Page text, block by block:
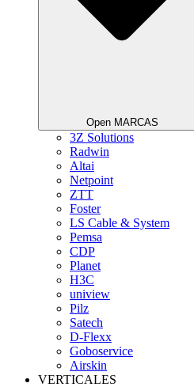
Open MARCAS
3Z Solutions
Radwin
Altai
Netpoint
ZTT
Foster
LS Cable & System
Pemsa
CDP
Planet
H3C
uniview
Pilz
Satech
D-Flexx
Goboservice
Airskin
VERTICALES